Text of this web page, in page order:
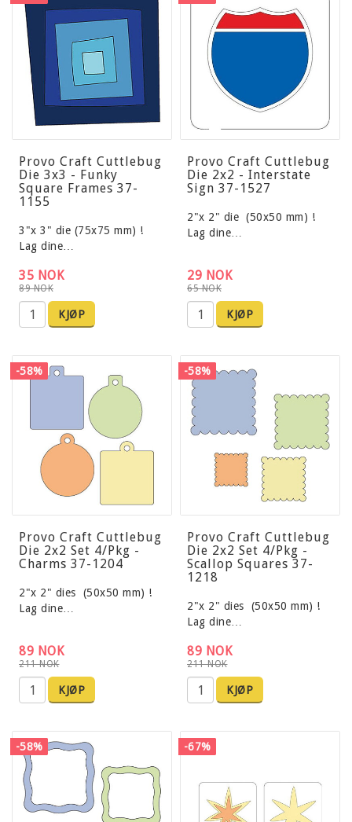
Provo Craft Cuttlebug
Die 3x3 - Funky
Square Frames 37-
1155
3"x 3" die (75x75 mm) !
Lag dine…
89 NOK
35 NOK
KJØP
Provo Craft Cuttlebug
Die 2x2 - Interstate
Sign 37-1527
2"x 2" die (50x50 mm) !
Lag dine…
65 NOK
29 NOK
KJØP
-58%
Provo Craft Cuttlebug
Die 2x2 Set 4/Pkg -
Charms 37-1204
2"x 2" dies (50x50 mm) !
Lag dine…
211 NOK
89 NOK
KJØP
-58%
Provo Craft Cuttlebug
Die 2x2 Set 4/Pkg -
Scallop Squares 37-
1218
2"x 2" dies (50x50 mm) !
Lag dine…
211 NOK
89 NOK
KJØP
-58% -67%